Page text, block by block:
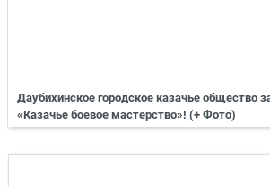
Даубихинское городское казачье общество
«Казачье боевое мастерство»! (+ Фото)